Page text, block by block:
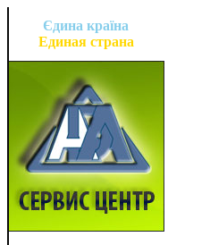
Єдина країна
Единая страна